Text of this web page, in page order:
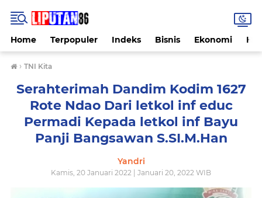
Home Terpopuler Indeks Bisnis Ekonomi
› TNI Kita
Serahterimah Dandim Kodim 1627
Rote Ndao Dari letkol inf educ
Permadi Kepada letkol inf Bayu
Panji Bangsawan S.SI.M.Han
Yandri
Kamis, 20 Januari 2022 | Januari 20, 2022 WIB